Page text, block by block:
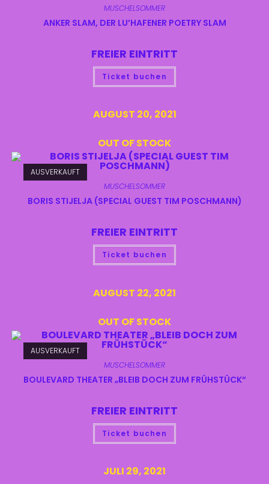
MUSCHELSOMMER
ANKER SLAM, DER LU’HAFENER POETRY SLAM
FREIER EINTRITT
Ticket buchen
AUGUST 20, 2021
OUT OF STOCK
AUSVERKAUFT
MUSCHELSOMMER
BORIS STIJELJA (SPECIAL GUEST TIM POSCHMANN)
FREIER EINTRITT
Ticket buchen
AUGUST 22, 2021
OUT OF STOCK
AUSVERKAUFT
MUSCHELSOMMER
BOULEVARD THEATER „BLEIB DOCH ZUM FRÜHSTÜCK“
FREIER EINTRITT
Ticket buchen
JULI 29, 2021